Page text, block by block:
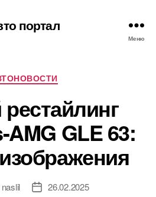
портал
Меню
Рубрики
AMG GLE 63:
naslil
Дата26.02.2025